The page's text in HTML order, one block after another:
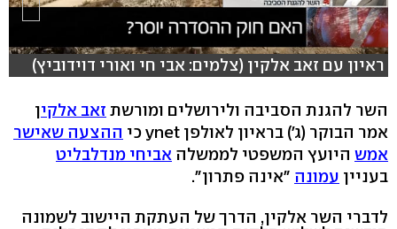
ראיון עם זאב אלקין (צלמים: אבי חי ואורי דוידוביץ)
השר להגנת הסביבה ולירושלים ומורשת זאב אלקין
אמר הבוקר (ג') בראיון לאולפן ynet כי
ההצעה שאישר
אמש היועץ המשפטי לממשלה אביחי מנדלבליט
בעניין עמונה "אינה פתרון".
לדברי השר אלקין, הדרך של העתקת היישוב לשמונה